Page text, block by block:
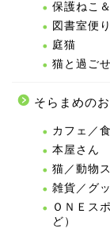
保護ねこ
図書室便り
庭猫
猫と過ご
そらまめの
カフェ／
本屋さん
猫／動物
雑貨／グ
ＯＮＥス
ど）